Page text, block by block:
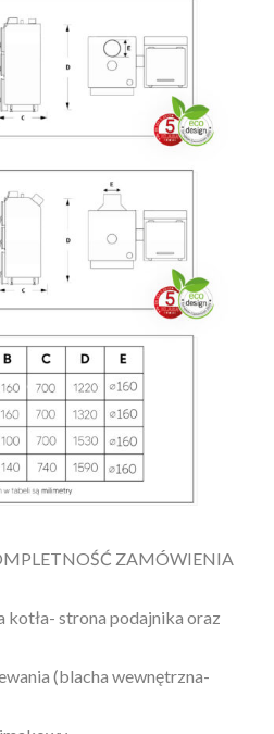
ZAMÓWIENIA
kotła- strona podajnika oraz
(blacha wewnętrzna-